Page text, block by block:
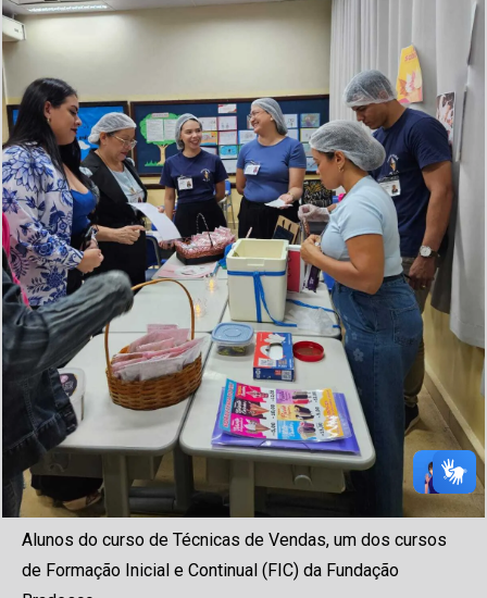
Alunos do curso de Técnicas de Vendas, um dos cursos
de Formação Inicial e Continual (FIC) da Fundação